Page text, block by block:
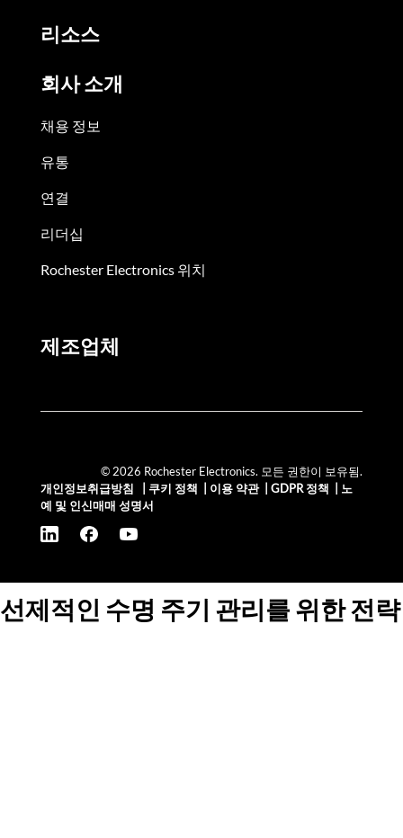
리소스
회사 소개
채용 정보
유통
연결
리더십
Rochester Electronics 위치
제조업체
© 2026 Rochester Electronics. 모든 권한이 보유됨.
개인정보취급방침
쿠키 정책 이용 약관| GDPR 정책
노
예 및 인신매매 성명서
선제적인 수명 주기 관리를 위한 전략